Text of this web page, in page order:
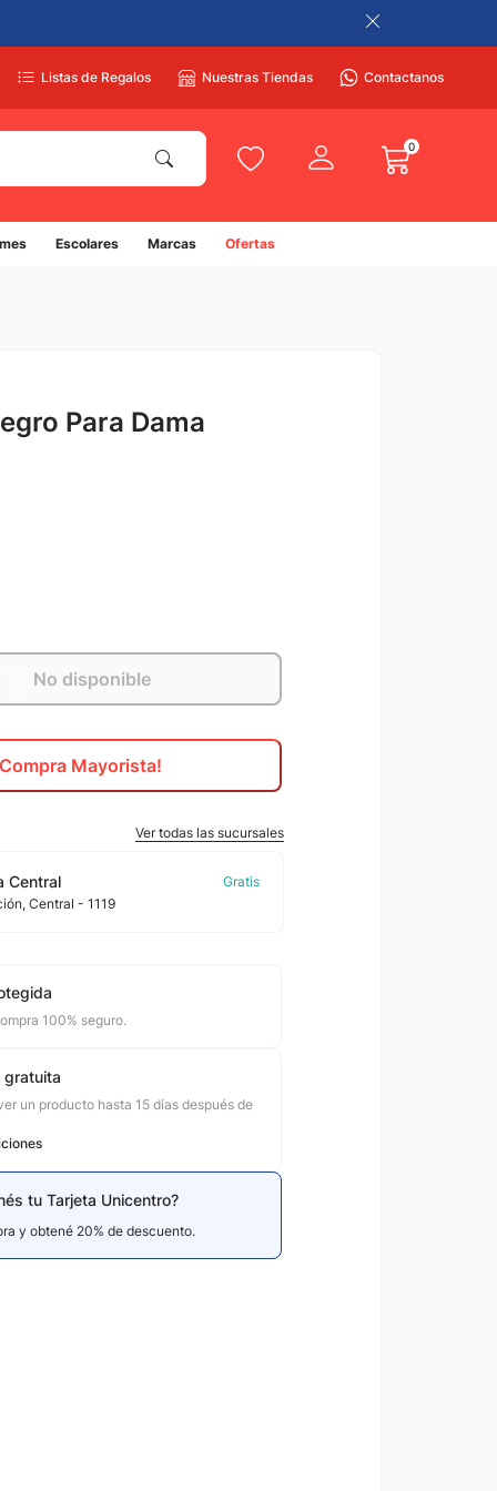
Listas de Regalos Nuestras Tiendas Contactanos
0
Escolares Marcas Ofertas
Para Dama
No disponible
Mayorista!
Ver todas las sucursales
Central
, Central - 1119
100% seguro.
gratuita
un producto hasta 15 días después de
tu Tarjeta Unicentro?
y obtené 20% de descuento.